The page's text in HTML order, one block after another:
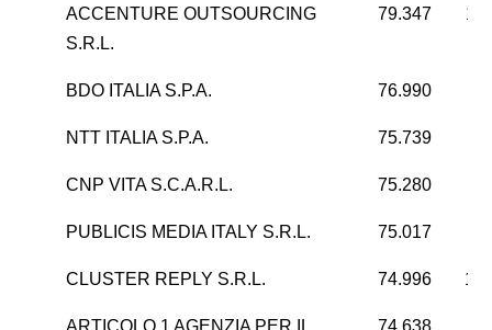
ACCENTURE OUTSOURCING
S.R.L.
79.347
BDO ITALIA S.P.A. 76.990
NTT ITALIA S.P.A. 75.739
CNP VITA S.C.A.R.L. 75.280
PUBLICIS MEDIA ITALY S.R.L. 75.017
CLUSTER REPLY S.R.L. 74.996